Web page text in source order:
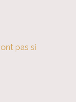
pas si